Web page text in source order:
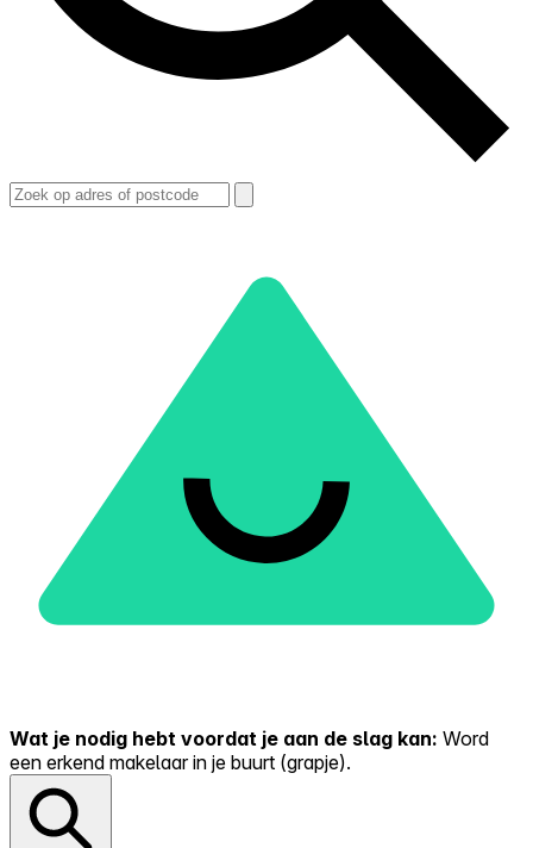
Wat je nodig hebt voordat je aan de slag kan: Word
een erkend makelaar in je buurt (grapje).